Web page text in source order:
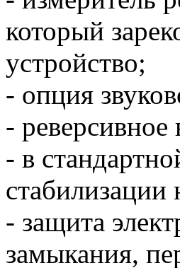
который
устройство;
- опция
-
- в
- защита
замыкания,